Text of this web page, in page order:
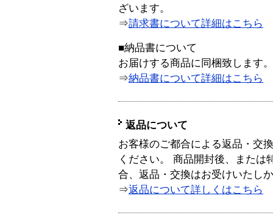
ざいます。
⇒請求書について詳細はこちら
■納品書について
お届けする商品に同梱致します。
⇒納品書について詳細はこちら
返品について
お客様のご都合による返品・交
ください。 商品開封後、または
合、返品・交換はお受けいたし
⇒返品について詳しくはこちら